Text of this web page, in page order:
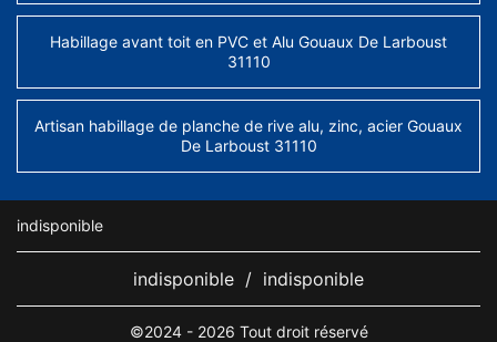
Habillage avant toit en PVC et Alu Gouaux De Larboust
31110
Artisan habillage de planche de rive alu, zinc, acier Gouaux
De Larboust 31110
indisponible
indisponible / indisponible
©2024 - 2026 Tout droit réservé